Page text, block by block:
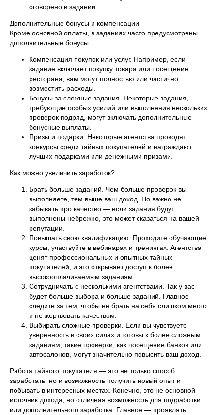
оговорено в задании.
Дополнительные бонусы и компенсации
Кроме основной оплаты, в заданиях часто предусмотрены
дополнительные бонусы:
Компенсация покупок или услуг. Например, если
задание включает покупку товара или посещение
ресторана, вам могут полностью или частично
возместить расходы.
Бонусы за сложные задания. Некоторые задания,
требующие особых усилий или выполнения нескольких
проверок подряд, могут включать дополнительные
бонусные выплаты.
Призы и подарки. Некоторые агентства проводят
конкурсы среди тайных покупателей и награждают
лучших подарками или денежными призами.
Как можно увеличить заработок?
Брать больше заданий. Чем больше проверок вы
выполняете, тем выше ваш доход. Но важно не
забывать про качество — если задания будут
выполнены небрежно, это может сказаться на вашей
репутации.
Повышать свою квалификацию. Проходите обучающие
курсы, участвуйте в вебинарах и тренингах. Агентства
ценят профессиональных и опытных тайных
покупателей, и это открывает доступ к более
высокооплачиваемым заданиям.
Сотрудничать с несколькими агентствами. Так у вас
будет больше выбора и больше заданий. Главное —
следите за тем, чтобы не брать на себя слишком много
и не жертвовать качеством.
Выбирать сложные проверки. Если вы чувствуете
уверенность в своих силах и готовы к более сложным
заданиям, такие проверки, как посещение банков или
автосалонов, могут значительно повысить ваш доход.
Работа тайного покупателя — это не только способ
заработать, но и возможность получить новый опыт и
побывать в интересных местах. Конечно, это не основной
источник дохода, но отличная возможность для подработки
или дополнительного заработка. Главное — проявлять